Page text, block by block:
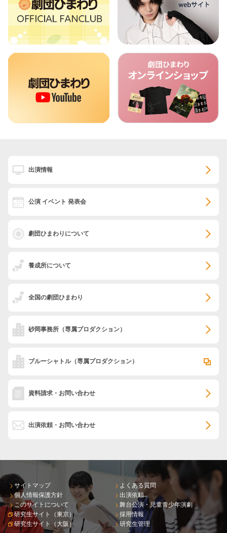
出演情報
公演 イベント 発表会
劇団ひまわりについて
養成所について
全国の劇団ひまわり
砂岡事務所 （専属プロダクション）
ブルーシャトル（専属プロダクション）
資料請求・お問い合わせ
出演依頼・お問い合わせ
サイトマップ
個人情報保護方針
このサイトについて
研究生サイト（東京）
研究生サイト（大阪）
よくある質問
出演依頼
舞台公演・児童青少年演劇
採用情報
研究生管理